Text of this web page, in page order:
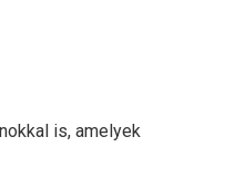
is, amelyek